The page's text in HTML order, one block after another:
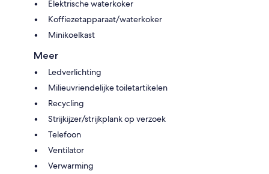
Elektrische waterkoker
Koffiezetapparaat/waterkoker
Minikoelkast
Meer
Ledverlichting
Milieuvriendelijke toiletartikelen
Recycling
Strijkijzer/strijkplank op verzoek
Telefoon
Ventilator
Verwarming